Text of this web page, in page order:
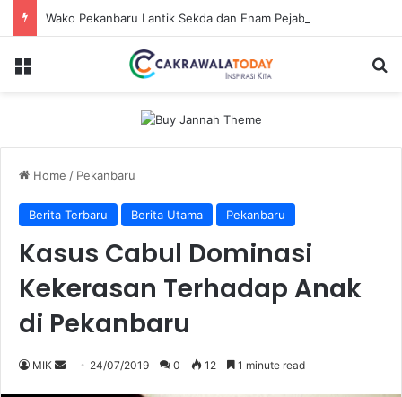
Menu
Home / Pekanbaru
Berita Terbaru Berita Utama Pekanbaru
Kasus Cabul Dominasi
Kekerasan Terhadap Anak
di Pekanbaru
MIK
Send 24/07/2019 0 12 1 minute read